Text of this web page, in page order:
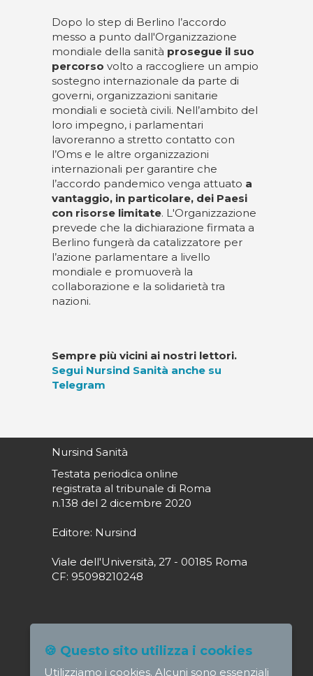
Dopo lo step di Berlino l’accordo
messo a punto dall'Organizzazione
mondiale della sanità prosegue il suo
percorso volto a raccogliere un ampio
sostegno internazionale da parte di
governi, organizzazioni sanitarie
mondiali e società civili. Nell’ambito del
loro impegno, i parlamentari
lavoreranno a stretto contatto con
l’Oms e le altre organizzazioni
internazionali per garantire che
l’accordo pandemico venga attuato a
vantaggio, in particolare, dei Paesi
con risorse limitate. L'Organizzazione
prevede che la dichiarazione firmata a
Berlino fungerà da catalizzatore per
l’azione parlamentare a livello
mondiale e promuoverà la
collaborazione e la solidarietà tra
nazioni.
Sempre più vicini ai nostri lettori.
Segui Nursind Sanità anche su
Telegram
Nursind Sanità
Testata periodica online
registrata al tribunale di Roma
n.138 del 2 dicembre 2020
Editore: Nursind
Viale dell'Università, 27 - 00185 Roma
CF: 95098210248
Direttore responsabile: Paola Alagia
direttore@nursindsanita.it
🍪 Questo sito utilizza i cookies
Utilizziamo i cookies. Alcuni sono essenziali